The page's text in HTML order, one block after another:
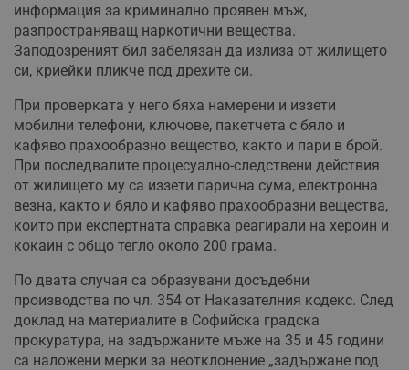
информация за криминално проявен мъж,
разпространяващ наркотични вещества.
Заподозреният бил забелязан да излиза от жилището
си, криейки пликче под дрехите си.
При проверката у него бяха намерени и иззети
мобилни телефони, ключове, пакетчета с бяло и
кафяво прахообразно вещество, както и пари в брой.
При последвалите процесуално-следствени действия
от жилището му са иззети парична сума, електронна
везна, както и бяло и кафяво прахообразни вещества,
които при експертната справка реагирали на хероин и
кокаин с общо тегло около 200 грама.
По двата случая са образувани досъдебни
производства по чл. 354 от Наказателния кодекс. След
доклад на материалите в Софийска градска
прокуратура, на задържаните мъже на 35 и 45 години
са наложени мерки за неотклонение „задържане под